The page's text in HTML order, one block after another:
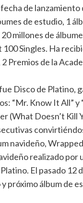
de
de estudio, 1
millones de
Singles. Ha
Premios de la
Disco de Platino,
“Mr. Know It All”
(What Doesn’t
navideño,
realizado
El pasado 12
próximo álbum de